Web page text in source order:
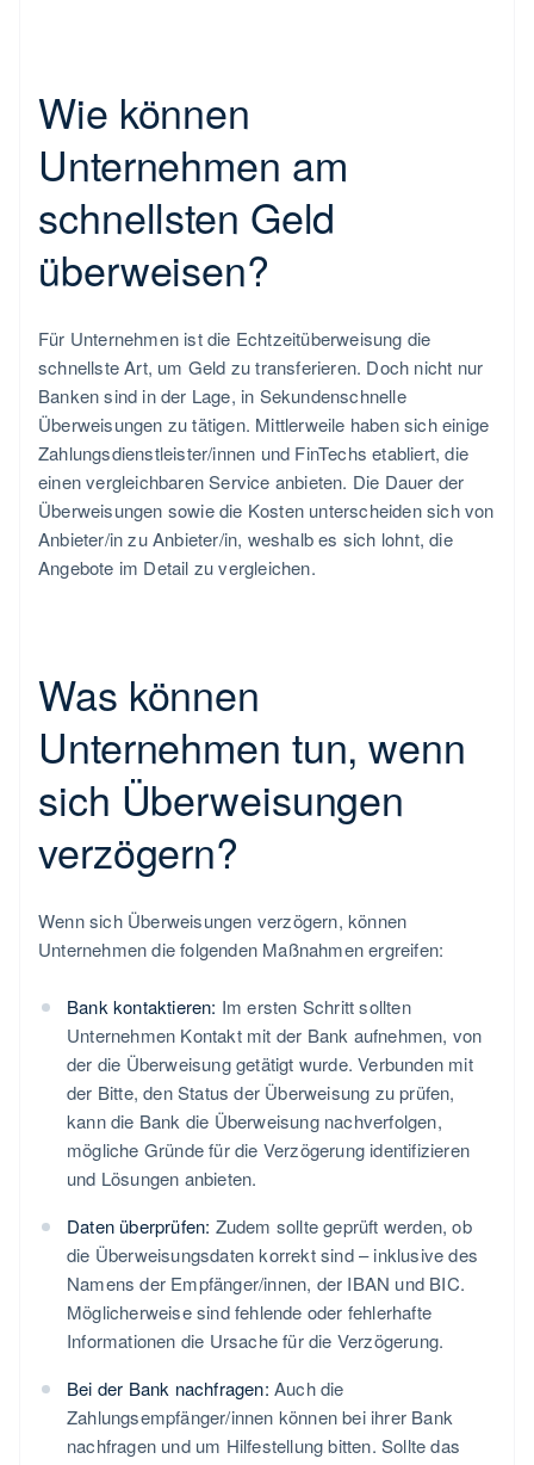
Wie können
Unternehmen am
schnellsten Geld
überweisen?
Für Unternehmen ist die Echtzeitüberweisung die
schnellste Art, um Geld zu transferieren. Doch nicht nur
Banken sind in der Lage, in Sekundenschnelle
Überweisungen zu tätigen. Mittlerweile haben sich einige
Zahlungsdienstleister/innen und FinTechs etabliert, die
einen vergleichbaren Service anbieten. Die Dauer der
Überweisungen sowie die Kosten unterscheiden sich von
Anbieter/in zu Anbieter/in, weshalb es sich lohnt, die
Angebote im Detail zu vergleichen.
Was können
Unternehmen tun, wenn
sich Überweisungen
verzögern?
Wenn sich Überweisungen verzögern, können
Unternehmen die folgenden Maßnahmen ergreifen:
Bank kontaktieren: Im ersten Schritt sollten
Unternehmen Kontakt mit der Bank aufnehmen, von
der die Überweisung getätigt wurde. Verbunden mit
der Bitte, den Status der Überweisung zu prüfen,
kann die Bank die Überweisung nachverfolgen,
mögliche Gründe für die Verzögerung identifizieren
und Lösungen anbieten.
Daten überprüfen: Zudem sollte geprüft werden, ob
die Überweisungsdaten korrekt sind – inklusive des
Namens der Empfänger/innen, der IBAN und BIC.
Möglicherweise sind fehlende oder fehlerhafte
Informationen die Ursache für die Verzögerung.
Bei der Bank nachfragen: Auch die
Zahlungsempfänger/innen können bei ihrer Bank
nachfragen und um Hilfestellung bitten. Sollte das